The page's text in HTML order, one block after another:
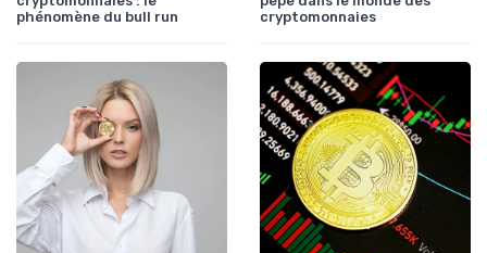
phénomène du bull run
cryptomonnaies